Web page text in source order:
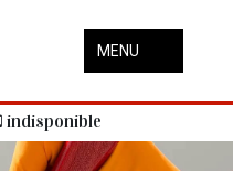
MENU
indisponible